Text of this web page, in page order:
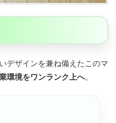
デザインを兼ね備えたこのマ
環境をワンランク上へ。